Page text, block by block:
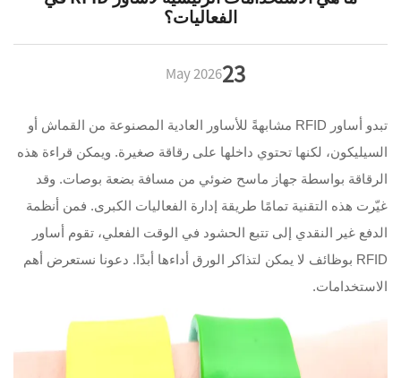
الفعاليات؟
23
May2026
تبدو أساور RFID مشابهةً للأساور العادية المصنوعة من القماش أو
السيليكون، لكنها تحتوي داخلها على رقاقة صغيرة. ويمكن قراءة هذه
الرقاقة بواسطة جهاز ماسح ضوئي من مسافة بضعة بوصات. وقد
غيّرت هذه التقنية تمامًا طريقة إدارة الفعاليات الكبرى. فمن أنظمة
الدفع غير النقدي إلى تتبع الحشود في الوقت الفعلي، تقوم أساور
RFID بوظائف لا يمكن لتذاكر الورق أداءها أبدًا. دعونا نستعرض أهم
الاستخدامات.